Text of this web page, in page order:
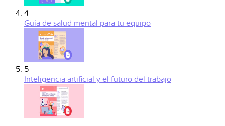
4
Guía de salud mental para tu equipo
5
Inteligencia artificial y el futuro del trabajo